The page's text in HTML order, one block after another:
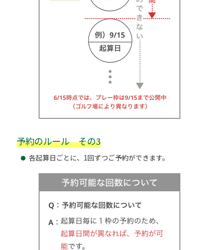
予約のルール その3
各起算日ごとに、1回ずつご予約ができます。